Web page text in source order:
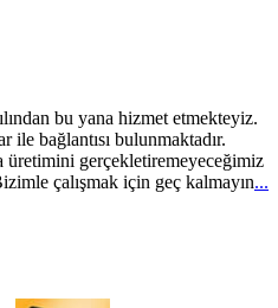
bu yana hizmet etmekteyiz.
ile bağlantısı bulunmaktadır.
üretimini gerçekletiremeyeceğimiz
çalışmak için geç kalmayın...